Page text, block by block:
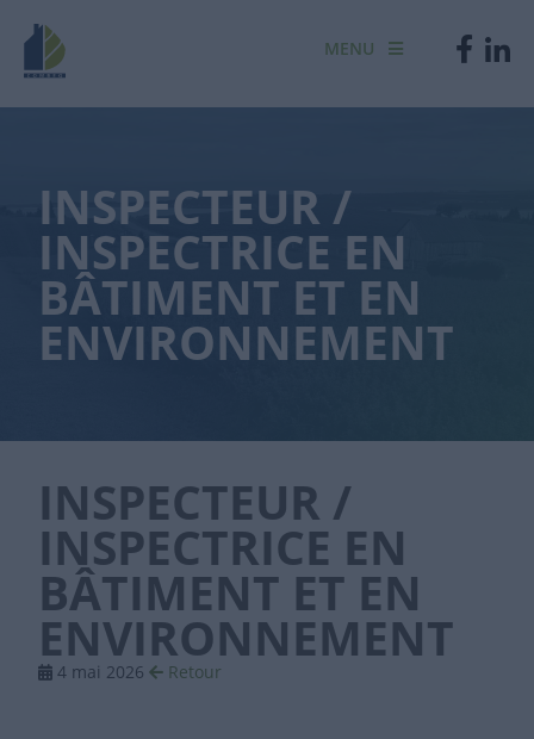
MENU
INSPECTEUR /
INSPECTRICE EN
BÂTIMENT ET EN
ENVIRONNEMENT
INSPECTEUR /
INSPECTRICE EN
BÂTIMENT ET EN
ENVIRONNEMENT
4 mai 2026 Retour